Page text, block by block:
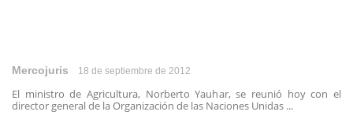
Mercojuris 18 de septiembre de 2012
El ministro de Agricultura, Norberto Yauhar, se reunió hoy con el
director general de la Organización de las Naciones Unidas ...